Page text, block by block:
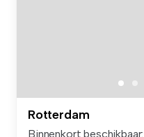
Rotterdam
Binnenkort